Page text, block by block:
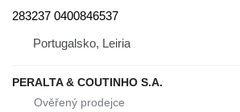
283237 0400846537
Portugalsko, Leiria
PERALTA & COUTINHO S.A.